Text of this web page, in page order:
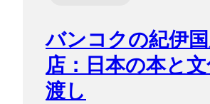
バンコクの紀伊
店：日本の本と
渡し